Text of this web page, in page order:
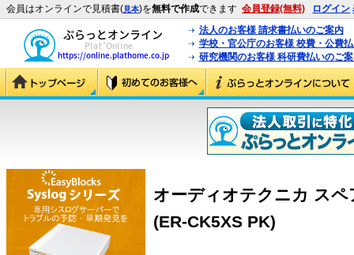
会員はオンラインで見積書(見本)を無料で作成できます 会員登録(無料) ログイン
法人のお客様 請求書払いのご案内
学校・官公庁のお客様 校費・公費
研究機関のお客様 科研費払いのご
オーディオテクニカ ス
(ER-CK5XS PK)